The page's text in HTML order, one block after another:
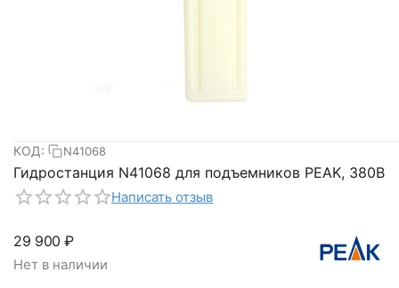
КОД: N41068
Гидростанция N41068 для подъемников PEAK, 380В
Написать отзыв
29 900 ₽
Нет в наличии